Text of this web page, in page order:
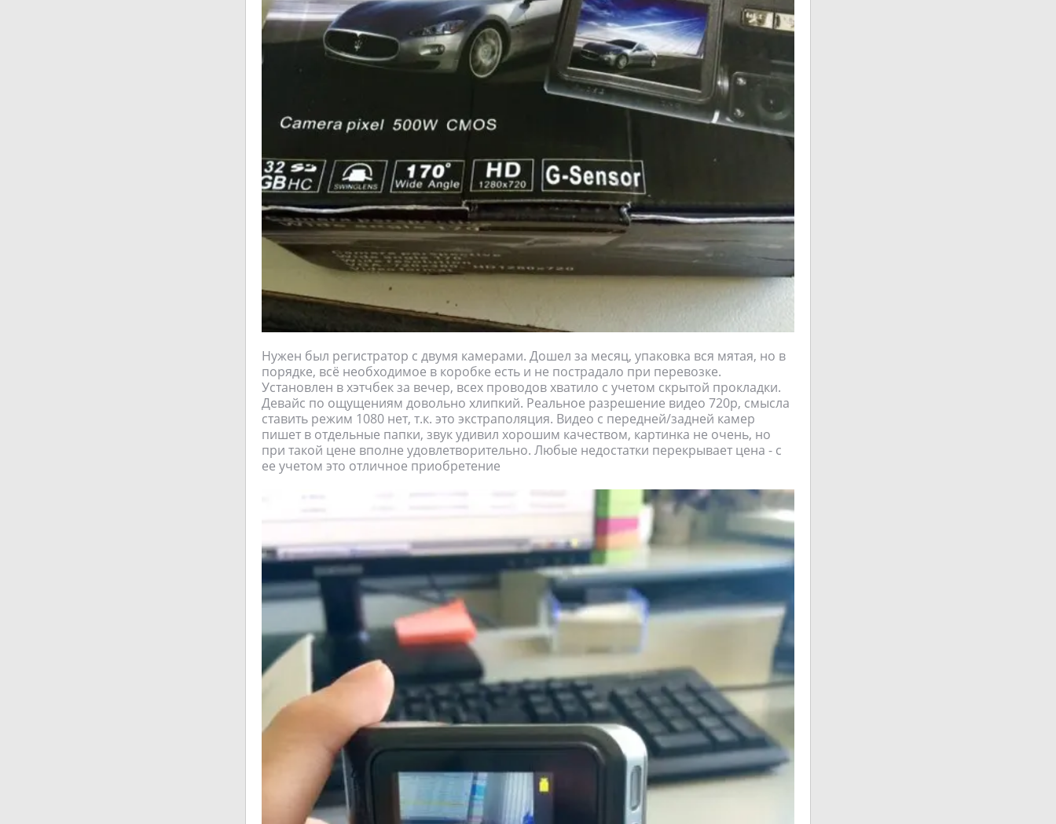
Нужен был регистратор с двумя камерами. Дошел за месяц, упаковка вся мятая, но в
порядке, всё необходимое в коробке есть и не пострадало при перевозке.
Установлен в хэтчбек за вечер, всех проводов хватило с учетом скрытой прокладки.
Девайс по ощущениям довольно хлипкий. Реальное разрешение видео 720р, смысла
ставить режим 1080 нет, т.к. это экстраполяция. Видео с передней/задней камер
пишет в отдельные папки, звук удивил хорошим качеством, картинка не очень, но
при такой цене вполне удовлетворительно. Любые недостатки перекрывает цена - с
ее учетом это отличное приобретение